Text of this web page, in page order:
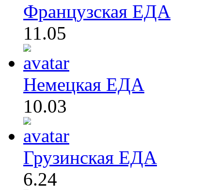
Французская ЕДА
11.05
Немецкая ЕДА
10.03
Грузинская ЕДА
6.24